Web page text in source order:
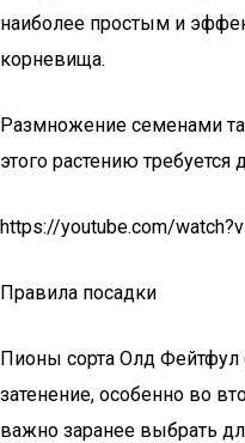
наиболее простым и
корневища.
Размножение семенами
этого растению
https://youtube.com/
Правила посадки
Пионы сорта Олд Фейтфул
затенение, особенно во
важно заранее выбрать